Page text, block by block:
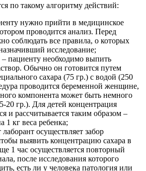
по такому алгоритму действий:
нужно прийти в медицинское
проводится анализ. Перед
соблюдать все правила, о которых
исследование;
пациенту необходимо выпить
Обычно он готовится путем
сахара (75 гр.) с водой (250
проводится беременной женщине,
компонента может быть немного
20 гр.). Для детей концентрация
и рассчитывается таким образом –
1 кг веса ребенка;
осуществляет забор
выявить концентрацию сахара в
1 час осуществляется повторный
после исследования которого
есть ли у человека патология или